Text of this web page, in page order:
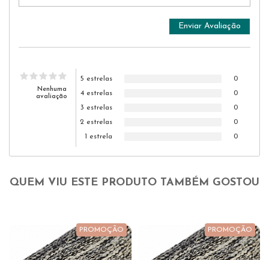
Nenhuma
avaliação
5 estrelas
0
4 estrelas
0
3 estrelas
0
2 estrelas
0
1 estrela
0
QUEM VIU ESTE PRODUTO TAMBÉM GOSTOU
PROMOÇÃO PROMOÇÃO